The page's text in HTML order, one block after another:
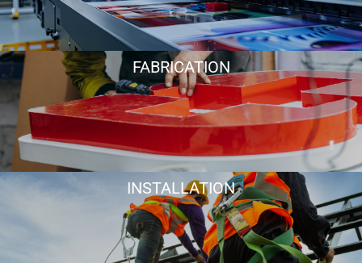
FABRICATION
INSTALLATION